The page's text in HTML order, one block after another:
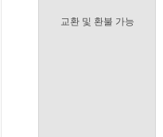
교환 및 환불 가능